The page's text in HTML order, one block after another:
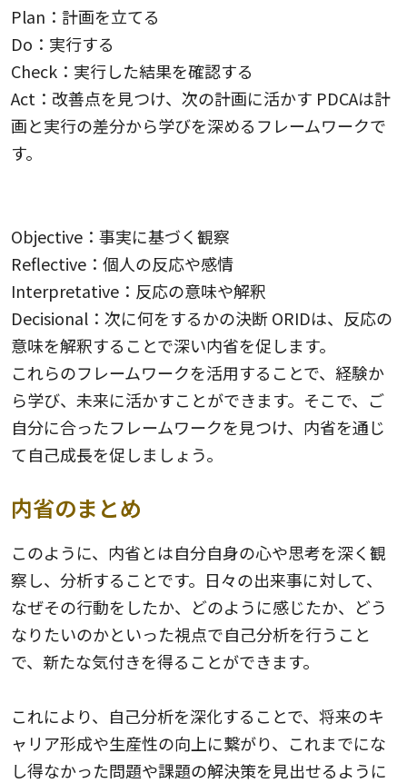
Plan：計画を立てる
Do：実行する
Check：実行した結果を確認する
Act：改善点を見つけ、次の計画に活かす PDCAは計
画と実行の差分から学びを深めるフレームワークで
す。
Objective：事実に基づく観察
Reflective：個人の反応や感情
Interpretative：反応の意味や解釈
Decisional：次に何をするかの決断 ORIDは、反応の
意味を解釈することで深い内省を促します。
これらのフレームワークを活用することで、経験か
ら学び、未来に活かすことができます。そこで、ご
自分に合ったフレームワークを見つけ、内省を通じ
て自己成長を促しましょう。
内省のまとめ
このように、内省とは自分自身の心や思考を深く観
察し、分析することです。日々の出来事に対して、
なぜその行動をしたか、どのように感じたか、どう
なりたいのかといった視点で自己分析を行うこと
で、新たな気付きを得ることができます。
これにより、自己分析を深化することで、将来のキ
ャリア形成や生産性の向上に繋がり、これまでにな
し得なかった問題や課題の解決策を見出せるように